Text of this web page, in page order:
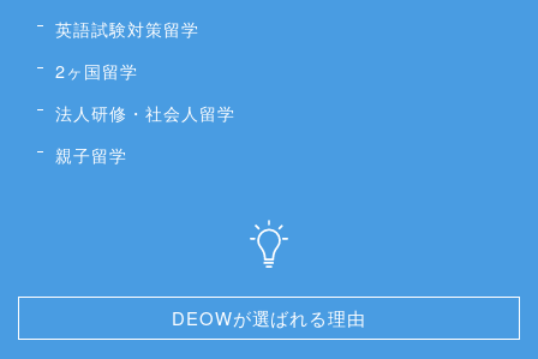
英語試験対策留学
2ヶ国留学
法人研修・社会人留学
親子留学
DEOWが選ばれる理由